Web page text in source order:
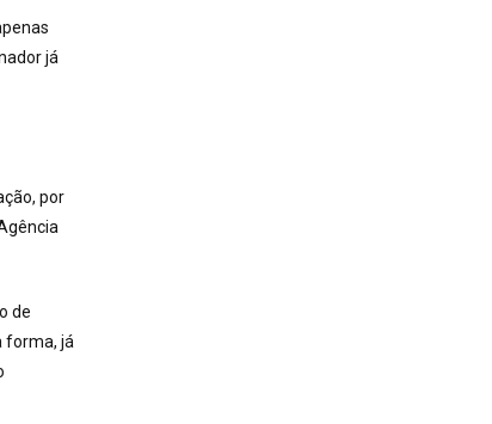
já
por
de
forma, já